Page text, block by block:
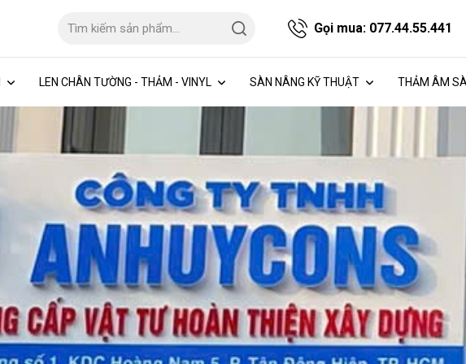
Gọi mua: 077.44.55.441
LEN CHÂN TƯỜNG - THẢM - VINYL SÀN NÂNG KỸ THUẬT THẢM ÂM